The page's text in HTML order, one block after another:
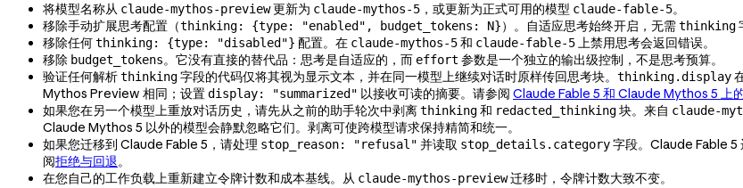
将模型名称从 claude-mythos-preview更新为 claude-mythos-5 ，或更新为正式可用的模型 claude-fable-5。
移除手动扩展思考配置（thinking: {type: "enabled", budget_tokens: N}）。自适应思考始终开启，无需thinking
移除任何thinking: {type: "disabled"} 配置。在 claude-mythos-5和 claude-fable-5上禁用思考会返回错误。
移除 budget_tokens。它没有直接的替代品：思考是自适应的，而 effort 参数是一个独立的输出级控制，不是思考预算。
验证任何解析thinking字段的代码仅将其视为显示文本，并在同一模型上继续对话时原样传回思考块。 thinking.display
Mythos Preview 相同；设置display: "summarized" 以接收可读的摘要。请参阅 Claude Fable 5 和 Claude Mythos 5 上
如果您在另一个模型上重放对话历史，请先从之前的助手轮次中剥离thinking和 redacted_thinking块。来自 claude-
Claude Mythos 5 以外的模型会静默忽略它们。剥离可使跨模型请求保持精简和统一。
如果您迁移到 Claude Fable 5，请处理 stop_reason: "refusal" 并读取 stop_details.category字段。Claude Fable
阅拒绝与回退。
在您自己的工作负载上重新建立令牌计数和成本基线。从 claude-mythos-preview迁移时，令牌计数大致不变。